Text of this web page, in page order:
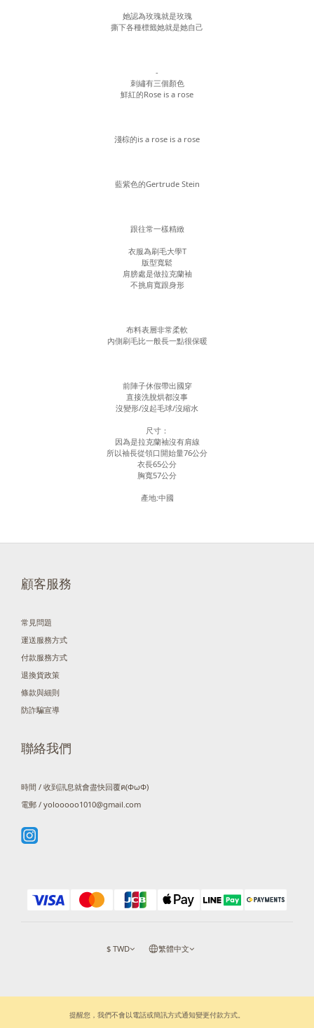
她認為玫瑰就是玫瑰
撕下各種標籤她就是她自己
-
刺繡有三個顏色
鮮紅的Rose is a rose
淺棕的is a rose is a rose
藍紫色的Gertrude Stein
跟往常一樣精緻
衣服為刷毛大學T
版型寬鬆
肩膀處是做拉克蘭袖
不挑肩寬跟身形
布料表層非常柔軟
內側刷毛比一般長一點很保暖
前陣子休假帶出國穿
直接洗脫烘都沒事
沒變形/沒起毛球/沒縮水
尺寸：
因為是拉克蘭袖沒有肩線
所以袖長從領口開始量76公分
衣長65公分
胸寬57公分
產地:中國
顧客服務
常見問題
運送服務方式
付款服務方式
退換貨政策
條款與細則
防詐騙宣導
聯絡我們
時間 / 收到訊息就會盡快回覆ฅ(ΦωΦ)
電郵 / yolooooo1010@gmail.com
$ TWD 繁體中文
提醒您，我們不會以電話或簡訊方式通知變更付款方式。